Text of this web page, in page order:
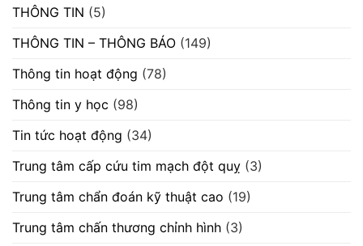
THÔNG TIN (5)
THÔNG TIN – THÔNG BÁO (149)
Thông tin hoạt động (78)
Thông tin y học (98)
Tin tức hoạt động (34)
Trung tâm cấp cứu tim mạch đột quỵ (3)
Trung tâm chẩn đoán kỹ thuật cao (19)
Trung tâm chấn thương chỉnh hình (3)